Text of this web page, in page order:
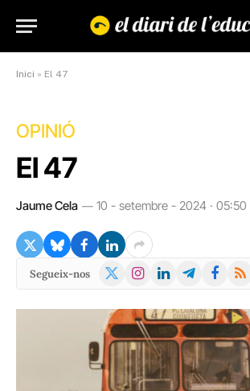
Inici » El 47
OPINIÓ
El 47
Jaume Cela 10 - setembre - 2024 · 05:50
Segueix-nos
X
Instagram
LinkedInTelegramFacebook
RSS